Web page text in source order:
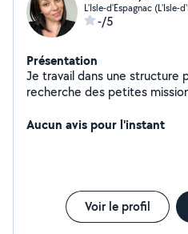
L'Isle-d'Espagnac (L'Isle-
-/5
Présentation
Je travail dans une structure
recherche des petites
grâce à mes diplômes ainsi
l'accompagnement des enfants. J'adore les
je me ferai un plaisir de
Aucun avis pour l'instant
Voir le profil